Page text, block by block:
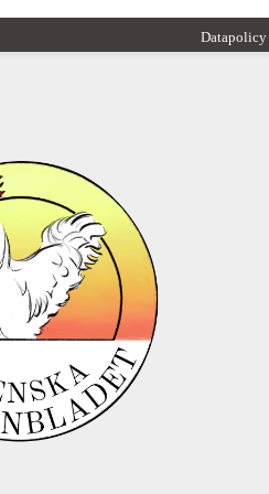
Datapolicy